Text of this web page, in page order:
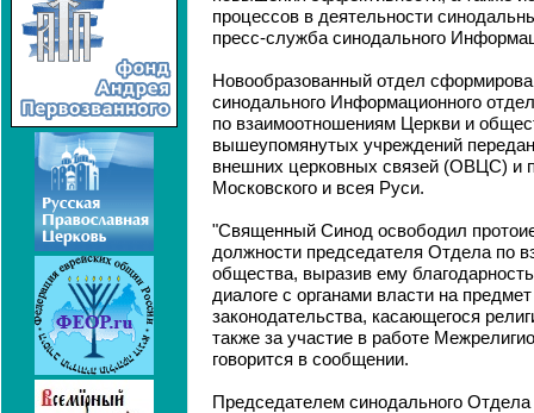
процессов в деятельности
пресс-служба синодального
Новообразованный отдел
синодального Информационного
по взаимоотношениям Церкви и
вышеупомянутых учреждений
внешних церковных связей (ОВЦС) и
Московского и всея Руси.
"Священный Синод освободил
должности председателя Отдела по
общества, выразив ему
диалоге с органами власти на
законодательства, касающегося
также за участие в работе
говорится в сообщении.
Председателем синодального